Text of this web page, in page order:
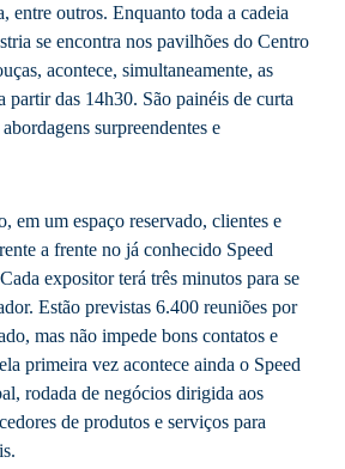
entre outros. Enquanto toda a cadeia
se encontra nos pavilhões do Centro
acontece, simultaneamente, as
partir das 14h30. São painéis de curta
surpreendentes e
em um espaço reservado, clientes e
a frente no já conhecido Speed
expositor terá três minutos para se
Estão previstas 6.400 reuniões por
mas não impede bons contatos e
primeira vez acontece ainda o Speed
rodada de negócios dirigida aos
de produtos e serviços para